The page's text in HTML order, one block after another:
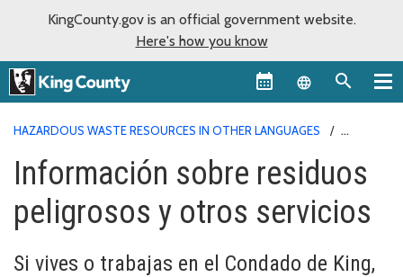
KingCounty.gov is an official government website.
Here's how you know
Language
HAZARDOUS WASTE RESOURCES IN OTHER LANGUAGES
Información sobre residuos
peligrosos y otros servicios
Si vives o trabajas en el Condado de King,